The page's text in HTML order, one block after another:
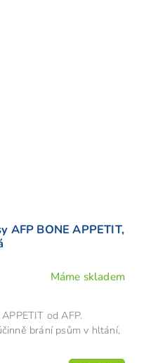
AFP BONE APPETIT,
Máme skladem
od AFP.
brání psům v hltání,